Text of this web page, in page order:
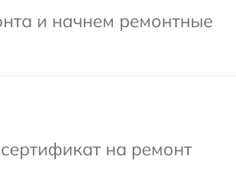
и начнем ремонтные
на ремонт